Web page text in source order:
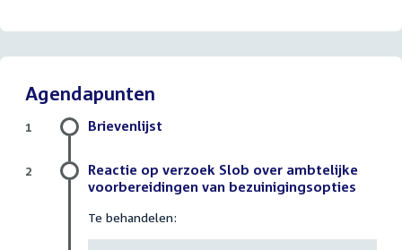
Agendapunten
Brievenlijst
1
Reactie op verzoek Slob over ambtelijke
voorbereidingen van bezuinigingsopties
Te behandelen:
2